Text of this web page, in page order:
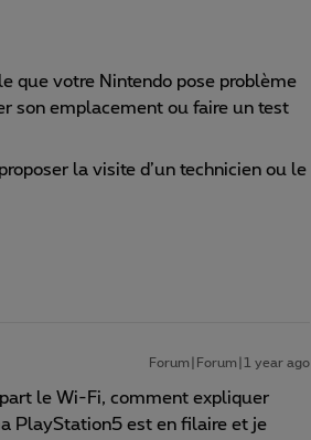
que votre Nintendo pose problème
son emplacement ou faire un test
la visite d’un technicien ou le
Forum|Forum|1 year ago
le Wi-Fi, comment expliquer
PlayStation5 est en filaire et je